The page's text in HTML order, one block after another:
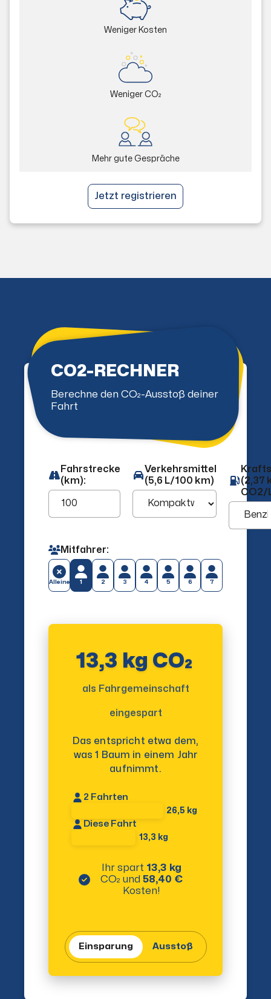
Weniger Kosten
Weniger CO₂
Mehr gute Gespräche
Jetzt registrieren
CO2-RECHNER
Berechne den CO₂-Ausstoß deiner
Fahrt
Fahrstrecke
(km):
Verkehrsmittel
(5,6 L/100 km)
(2,37
CO2/
Mitfahrer:
Alleine 1 2 3 4 5 6 7
13,3 kg CO₂
als Fahrgemeinschaft
eingespart
Das entspricht etwa dem,
was 1 Baum in einem Jahr
aufnimmt.
2 Fahrten
26,5 kg
Diese Fahrt
13,3 kg
Ihr spart 13,3 kg
CO₂ und 58,40 €
Kosten!
Einsparung Ausstoß